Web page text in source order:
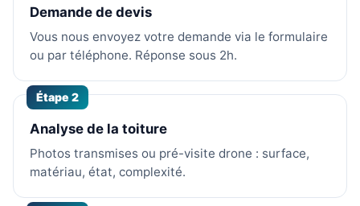
Demande de devis
Vous nous envoyez votre demande via le formulaire
ou par téléphone. Réponse sous 2h.
Étape 2
Analyse de la toiture
Photos transmises ou pré-visite drone : surface,
matériau, état, complexité.